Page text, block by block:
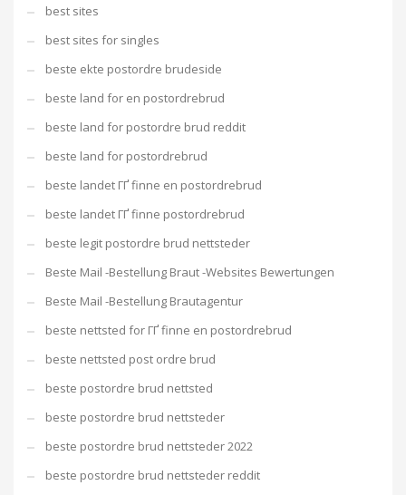
best sites
best sites for singles
beste ekte postordre brudeside
beste land for en postordrebrud
beste land for postordre brud reddit
beste land for postordrebrud
beste landet ГҐ finne en postordrebrud
beste landet ГҐ finne postordrebrud
beste legit postordre brud nettsteder
Beste Mail -Bestellung Braut -Websites Bewertungen
Beste Mail -Bestellung Brautagentur
beste nettsted for ГҐ finne en postordrebrud
beste nettsted post ordre brud
beste postordre brud nettsted
beste postordre brud nettsteder
beste postordre brud nettsteder 2022
beste postordre brud nettsteder reddit